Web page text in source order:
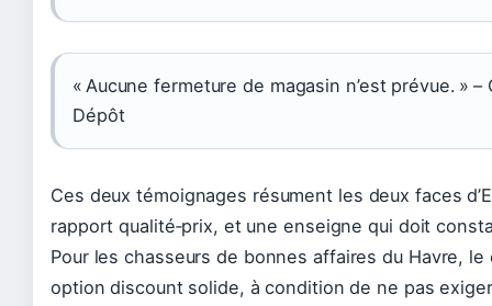
« Aucune fermeture de magasin n’est prévue. »
Dépôt
Ces deux témoignages résument les deux faces
rapport qualité‑prix, et une enseigne qui doit
Pour les chasseurs de bonnes affaires du Havre,
option discount solide, à condition de ne pas